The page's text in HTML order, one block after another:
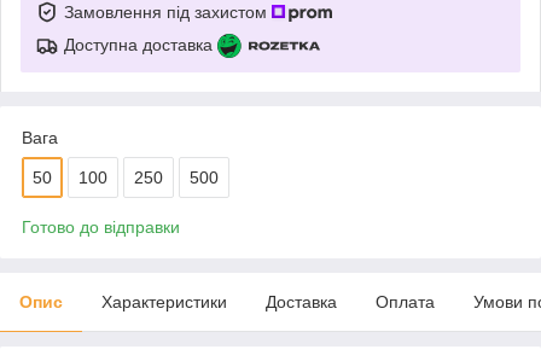
Замовлення під захистом
Доступна доставка
Вага
50 100 250 500
Готово до відправки
Опис Характеристики Доставка Оплата Умови